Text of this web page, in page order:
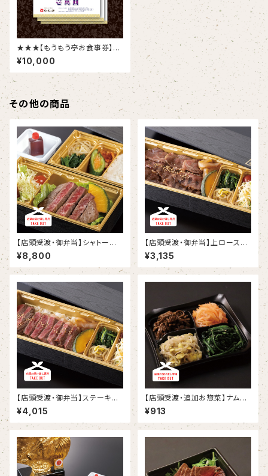
★★★【もうもう亭お食事券】1
万円券
¥10,000
その他の商品
【店頭受渡・御弁当】シャトーブリ
アン弁当
¥8,800
【店頭受渡・御弁当】上ロース弁
当
¥3,135
【店頭受渡・御弁当】ステーキ弁
当
¥4,015
【店頭受渡・追加お惣菜】ナムル
盛り合わせ
¥913